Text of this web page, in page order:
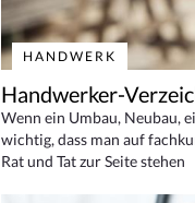
HANDWERK
Handwerker-
Wenn ein Umbau, Neubau,
wichtig, dass man auf
Rat und Tat zur Seite stehen